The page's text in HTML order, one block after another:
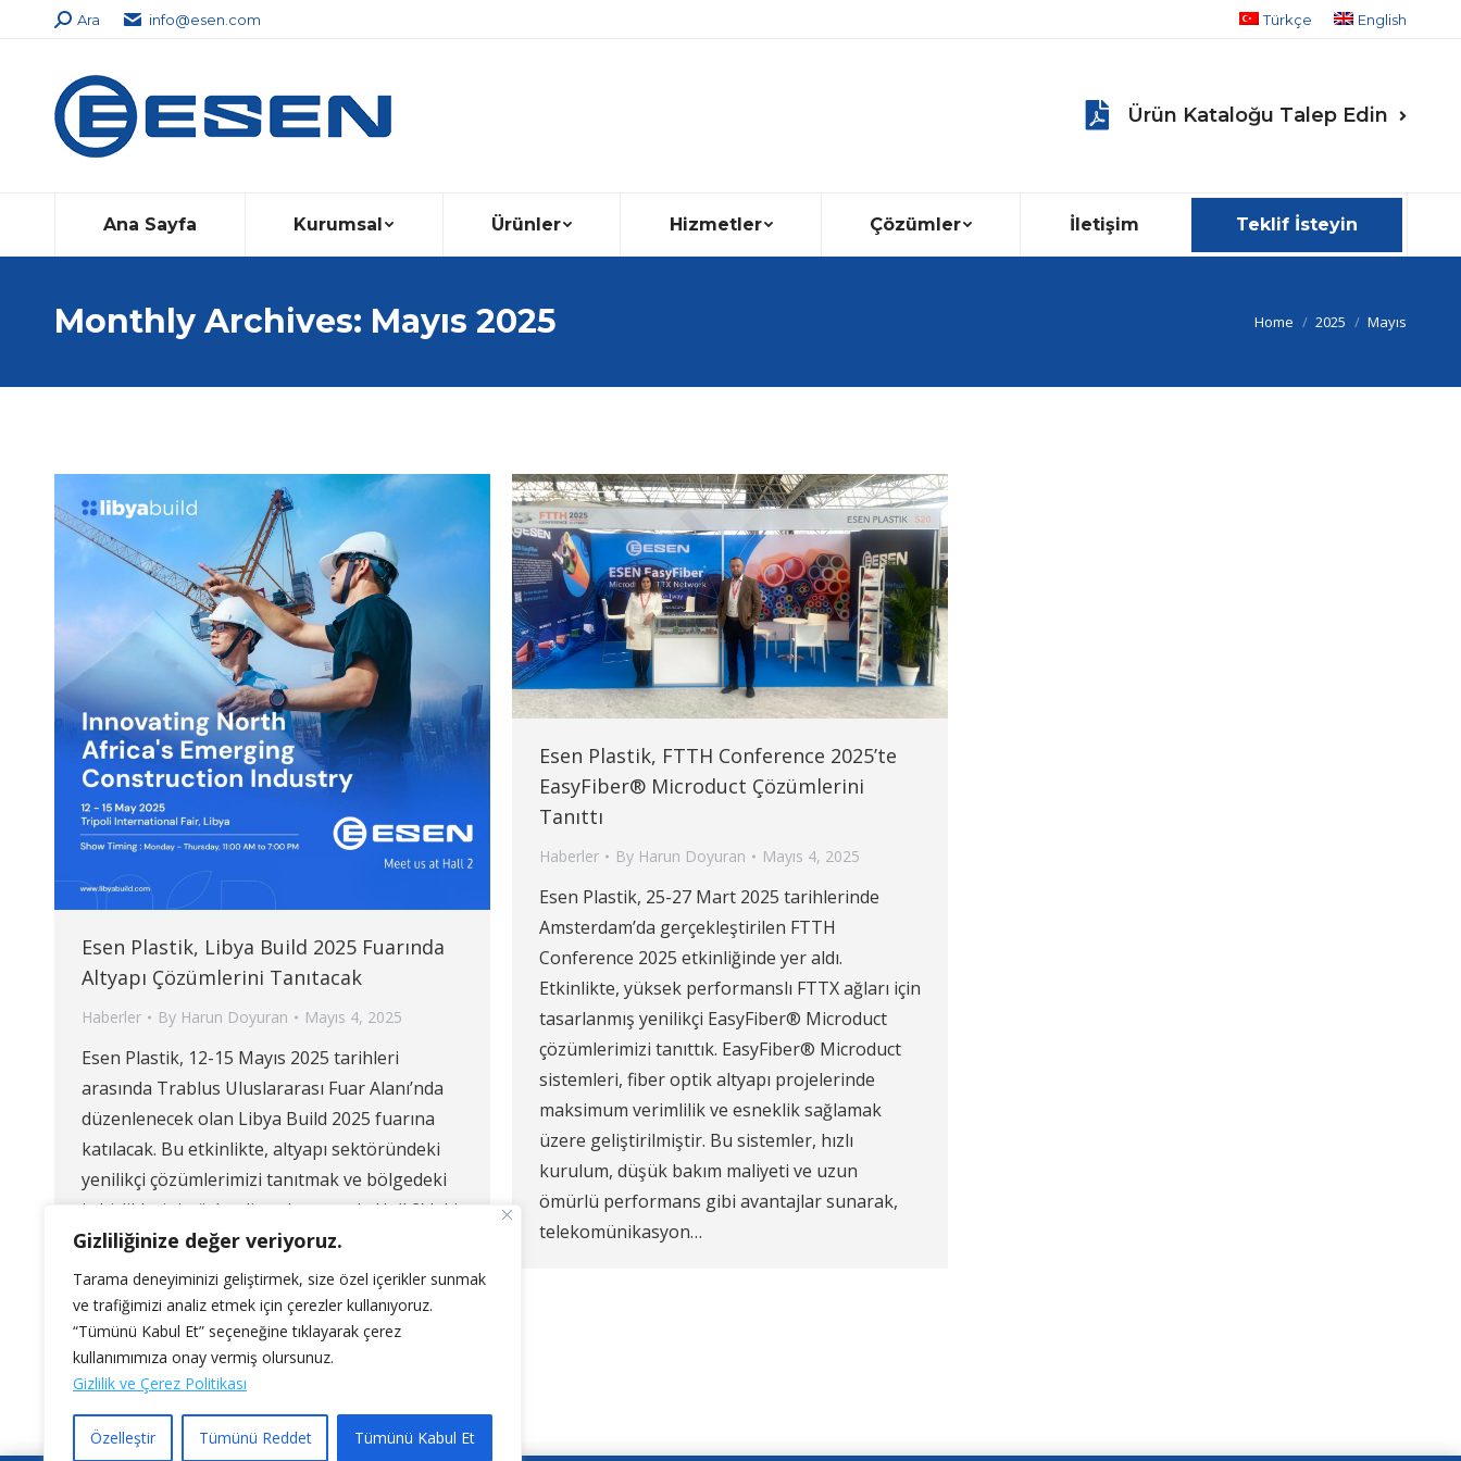
Gizliliğinize değer veriyoruz.
Tarama deneyiminizi geliştirmek, size özel içerikler sunmak
ve trafiğimizi analiz etmek için çerezler kullanıyoruz.
“Tümünü Kabul Et” seçeneğine tıklayarak çerez
kullanımımıza onay vermiş olursunuz.
Gizlilik ve Çerez Politikası
Özelleştir Tümünü Reddet Tümünü Kabul Et
Search:
Ara info@esen.com Türkçe English
Ürün Kataloğu Talep Edin
Ana Sayfa Kurumsal Ürünler Hizmetler Çözümler İletişim Teklif İsteyin
Monthly Archives: Mayıs 2025 You are here:
Home 2025 Mayıs
Esen Plastik, Libya Build 2025 Fuarında
Altyapı Çözümlerini Tanıtacak
Haberler By Harun Doyuran Mayıs 4, 2025
Esen Plastik, 12-15 Mayıs 2025 tarihleri
arasında Trablus Uluslararası Fuar Alanı’nda
düzenlenecek olan Libya Build 2025 fuarına
katılacak. Bu etkinlikte, altyapı sektöründeki
yenilikçi çözümlerimizi tanıtmak ve bölgedeki
iş birliklerini güçlendirmek amacıyla Hall 2’deki
standımızda yer alacağız. Libya Build 2025,
Kuzey Afrika’nın önde gelen inşaat ve altyapı
fuarlarından biri olup, bölgedeki hızlı büyüyen
inşaat ve kamu…
Esen Plastik, FTTH Conference 2025’te
EasyFiber® Microduct Çözümlerini
Tanıttı
Haberler By Harun Doyuran Mayıs 4, 2025
Esen Plastik, 25-27 Mart 2025 tarihlerinde
Amsterdam’da gerçekleştirilen FTTH
Conference 2025 etkinliğinde yer aldı.
Etkinlikte, yüksek performanslı FTTX ağları için
tasarlanmış yenilikçi EasyFiber® Microduct
çözümlerimizi tanıttık. EasyFiber® Microduct
sistemleri, fiber optik altyapı projelerinde
maksimum verimlilik ve esneklik sağlamak
üzere geliştirilmiştir. Bu sistemler, hızlı
kurulum, düşük bakım maliyeti ve uzun
ömürlü performans gibi avantajlar sunarak,
telekomünikasyon…